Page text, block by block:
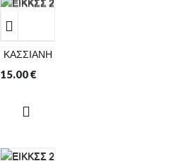
ΚΑΣΣΙΑΝΗ
15.00€